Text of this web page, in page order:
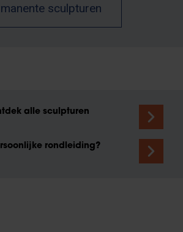
sculpturen
alle sculpturen
rondleiding?